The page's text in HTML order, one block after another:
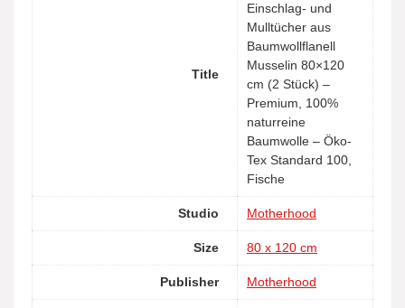
Title
Einschlag- und
Mulltücher aus
Baumwollflanell
Musselin 80×120
cm (2 Stück) –
Premium, 100%
naturreine
Baumwolle – Öko-
Tex Standard 100,
Fische
Studio Motherhood
Size 80 x 120 cm
Publisher Motherhood